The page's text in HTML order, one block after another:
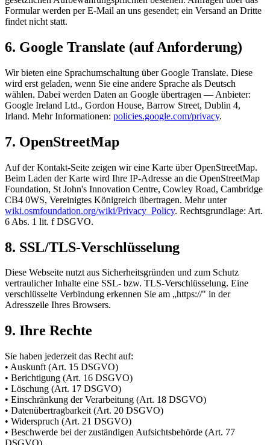
Formular werden per E-Mail an uns gesendet; ein Versand an Dritte
findet nicht statt.
6. Google Translate (auf Anforderung)
Wir bieten eine Sprachumschaltung über Google Translate. Diese
wird erst geladen, wenn Sie eine andere Sprache als Deutsch
wählen. Dabei werden Daten an Google übertragen — Anbieter:
Google Ireland Ltd., Gordon House, Barrow Street, Dublin 4,
Irland. Mehr Informationen: policies.google.com/privacy.
7. OpenStreetMap
Auf der Kontakt-Seite zeigen wir eine Karte über OpenStreetMap.
Beim Laden der Karte wird Ihre IP-Adresse an die OpenStreetMap
Foundation, St John's Innovation Centre, Cowley Road, Cambridge
CB4 0WS, Vereinigtes Königreich übertragen. Mehr unter
wiki.osmfoundation.org/wiki/Privacy_Policy. Rechtsgrundlage: Art.
6 Abs. 1 lit. f DSGVO.
8. SSL/TLS-Verschlüsselung
Diese Webseite nutzt aus Sicherheits­gründen und zum Schutz
vertraulicher Inhalte eine SSL- bzw. TLS-Verschlüsselung. Eine
verschlüsselte Verbindung erkennen Sie am „https://" in der
Adresszeile Ihres Browsers.
9. Ihre Rechte
Sie haben jederzeit das Recht auf:
• Auskunft (Art. 15 DSGVO)
• Berichtigung (Art. 16 DSGVO)
• Löschung (Art. 17 DSGVO)
• Einschränkung der Verarbeitung (Art. 18 DSGVO)
• Datenübertragbarkeit (Art. 20 DSGVO)
• Widerspruch (Art. 21 DSGVO)
• Beschwerde bei der zuständigen Aufsichtsbehörde (Art. 77